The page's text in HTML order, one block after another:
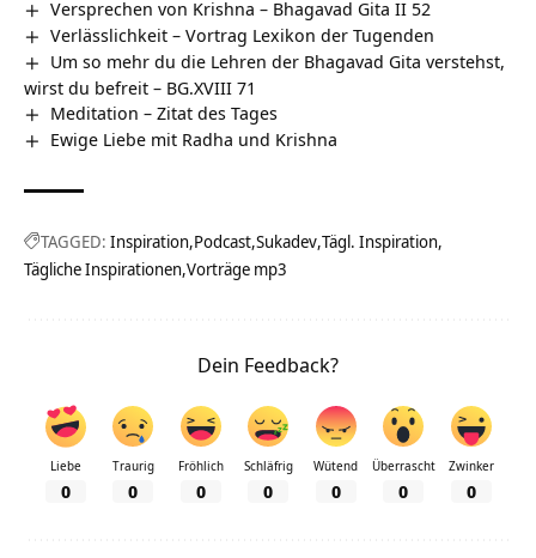
Versprechen von Krishna – Bhagavad Gita II 52
Verlässlichkeit – Vortrag Lexikon der Tugenden
Um so mehr du die Lehren der Bhagavad Gita verstehst,
wirst du befreit – BG.XVIII 71
Meditation – Zitat des Tages
Ewige Liebe mit Radha und Krishna
TAGGED: Inspiration Podcast Sukadev Tägl. Inspiration
Tägliche Inspirationen Vorträge mp3
Dein Feedback?
Liebe
0
Traurig
0
Fröhlich
0
Schläfrig
0
Wütend
0
Überrascht
0
Zwinker
0